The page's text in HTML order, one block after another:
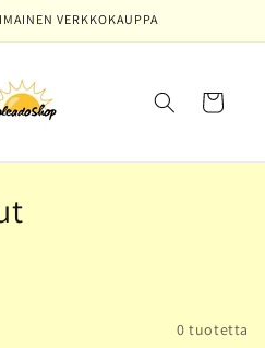
VERKKOKAUPPA
Ostoskori
0 tuotetta